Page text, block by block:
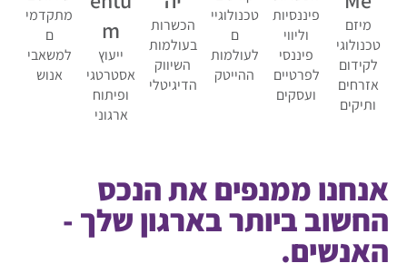
מיזם
טכנולוגי
לקידום
אזרחים
ותיקים
פיננסיות
וליווי
פיננסי
לפרטיים
ועסקים
טכנולוגיי
ם
לעולמות
ההייטק
הכשרות
בעולמות
השיווק
הדיגיטלי
m
ייעוץ
אסטרטגי
ופיתוח
ארגוני
מתקדמי
ם
למשאבי
אנוש
אנחנו ממנפים את הנכס
החשוב ביותר בארגון שלך -
האנשים.